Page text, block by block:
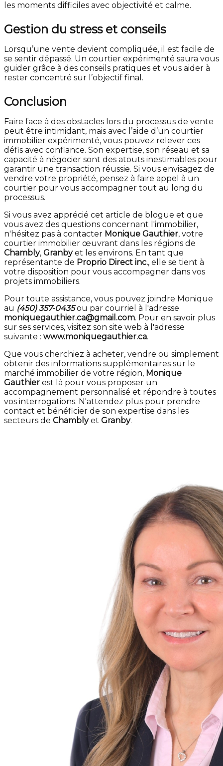
les moments difficiles avec objectivité et calme.
Gestion du stress et conseils
Lorsqu’une vente devient compliquée, il est facile de
se sentir dépassé. Un courtier expérimenté saura vous
guider grâce à des conseils pratiques et vous aider à
rester concentré sur l’objectif final.
Conclusion
Faire face à des obstacles lors du processus de vente
peut être intimidant, mais avec l’aide d’un courtier
immobilier expérimenté, vous pouvez relever ces
défis avec confiance. Son expertise, son réseau et sa
capacité à négocier sont des atouts inestimables pour
garantir une transaction réussie. Si vous envisagez de
vendre votre propriété, pensez à faire appel à un
courtier pour vous accompagner tout au long du
processus.
Si vous avez apprécié cet article de blogue et que
vous avez des questions concernant l'immobilier,
n'hésitez pas à contacter Monique Gauthier, votre
courtier immobilier œuvrant dans les régions de
Chambly, Granbyet les environs. En tant que
représentante de Proprio Direct inc., elle se tient à
votre disposition pour vous accompagner dans vos
projets immobiliers.
Pour toute assistance, vous pouvez joindre Monique
au (450) 357-0435ou par courriel à l'adresse
moniquegauthier.ca@gmail.com. Pour en savoir plus
sur ses services, visitez son site web à l'adresse
suivante : www.moniquegauthier.ca.
Que vous cherchiez à acheter, vendre ou simplement
obtenir des informations supplémentaires sur le
marché immobilier de votre région, Monique
Gauthier est là pour vous proposer un
accompagnement personnalisé et répondre à toutes
vos interrogations. N'attendez plus pour prendre
contact et bénéficier de son expertise dans les
secteurs de Chamblyet Granby.